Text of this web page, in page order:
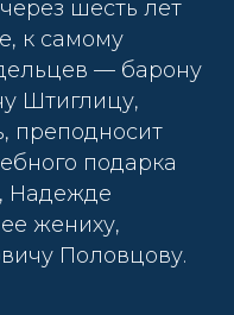
шесть лет
к самому
— барону
Штиглицу,
преподносит
подарка
Надежде
жениху,
Половцову.